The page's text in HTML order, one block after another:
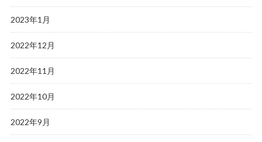
2023年1月
2022年12月
2022年11月
2022年10月
2022年9月